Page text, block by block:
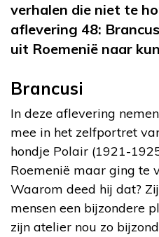
verhalen die niet te
aflevering 48:
uit Roemenië naar
Brancusi
In deze aflevering
mee in het zelfportret
hondje Polair (1921-
Roemenië maar ging te
Waarom deed hij dat?
mensen een bijzondere
zijn atelier nou zo